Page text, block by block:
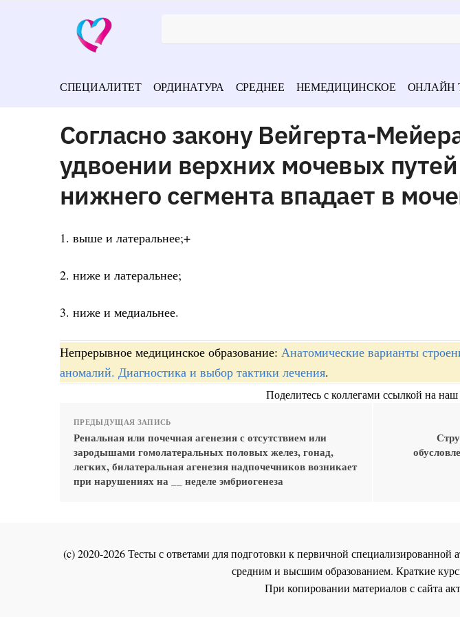
СПЕЦИАЛИТЕТ ОРДИНАТУРА СРЕДНЕЕ НЕМЕДИЦИНСКОЕ ОНЛАЙН
Согласно закону Вейгерта-
удвоении верхних мочевых
нижнего сегмента впадает в
1. выше и латеральнее;+
2. ниже и латеральнее;
3. ниже и медиальнее.
Непрерывное медицинское образование: Анатомические варианты
аномалий. Диагностика и выбор тактики лечения.
Поделитесь с коллегами ссылкой на наш
ПРЕДЫДУЩАЯ ЗАПИСЬ
Ренальная или почечная агенезия с отсутствием или
зародышами гомолатеральных половых желез, гонад,
легких, билатеральная агенезия надпочечников возникает
при нарушениях на __ неделе эмбриогенеза
(c) 2020-2026 Тесты с ответами для подготовки к первичной
средним и высшим образованием. Краткие
При копировании материалов с сайта